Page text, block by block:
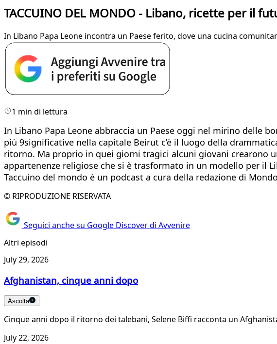
TACCUINO DEL MONDO - Libano, ricette per il
In Libano Papa Leone incontra un Paese ferito, dove una cucina
1 min di lettura
In Libano Papa Leone abbraccia un Paese oggi nel mirino delle
più 9significative nella capitale Beirut c’è il luogo della
ritorno. Ma proprio in quei giorni tragici alcuni giovani crearono
appartenenze religiose che si è trasformato in un modello per il
Taccuino del mondo è un podcast a cura della redazione di
© RIPRODUZIONE RISERVATA
Seguici anche su Google Discover di Avvenire
Altri episodi
July 29, 2026
Afghanistan, cinque anni dopo
Ascolta
Cinque anni dopo il ritorno dei talebani, Selene Biffi racconta un
July 22, 2026